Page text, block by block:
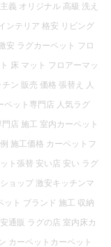
義 オリジナル 高級 洗え
ンテリア 格安 リビング
安 ラグカーペット フロ
床 マット フロアーマッ
ン 販売 価格 張替え 人
ペット専門店 人気ラグ
店 施工 室内カーペット
施工価格 カーペットフ
ト張替 安い店 安い ラグ
ョップ 激安キッチンマ
ット ブランド 施工 収納
通販 ラグの店 室内床カ
カーペットカーペット